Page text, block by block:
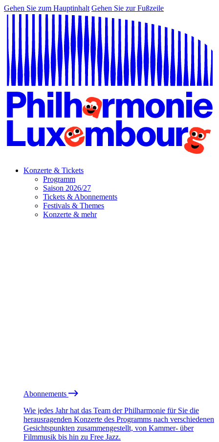
Gehen Sie zum Hauptinhalt Gehen Sie zur Fußzeile
Konzerte & Tickets
Programm
Saison 2026/27
Tickets & Abonnements
Festivals & Themes
Konzerte & mehr
Abonnements
Wie jedes Jahr hat das Team der Philharmonie für Sie die
herausragenden Konzerte des Programms nach verschiedenen
Gesichtspunkten zusammengestellt, von Kammer- über
Filmmusik bis hin zu Free Jazz.